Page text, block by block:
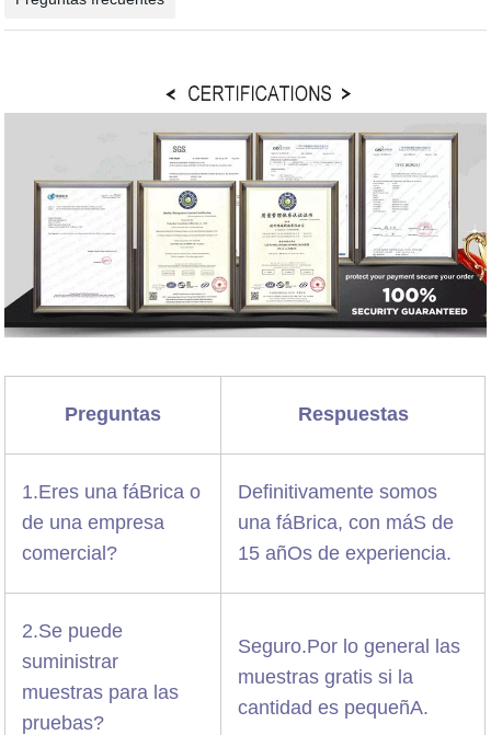
Preguntas Respuestas
1.Eres una fáBrica o
de una empresa
comercial?
Definitivamente somos
una fáBrica, con máS de
15 añOs de experiencia.
2.Se puede
suministrar
muestras para las
pruebas?
Seguro.Por lo general las
muestras gratis si la
cantidad es pequeñA.